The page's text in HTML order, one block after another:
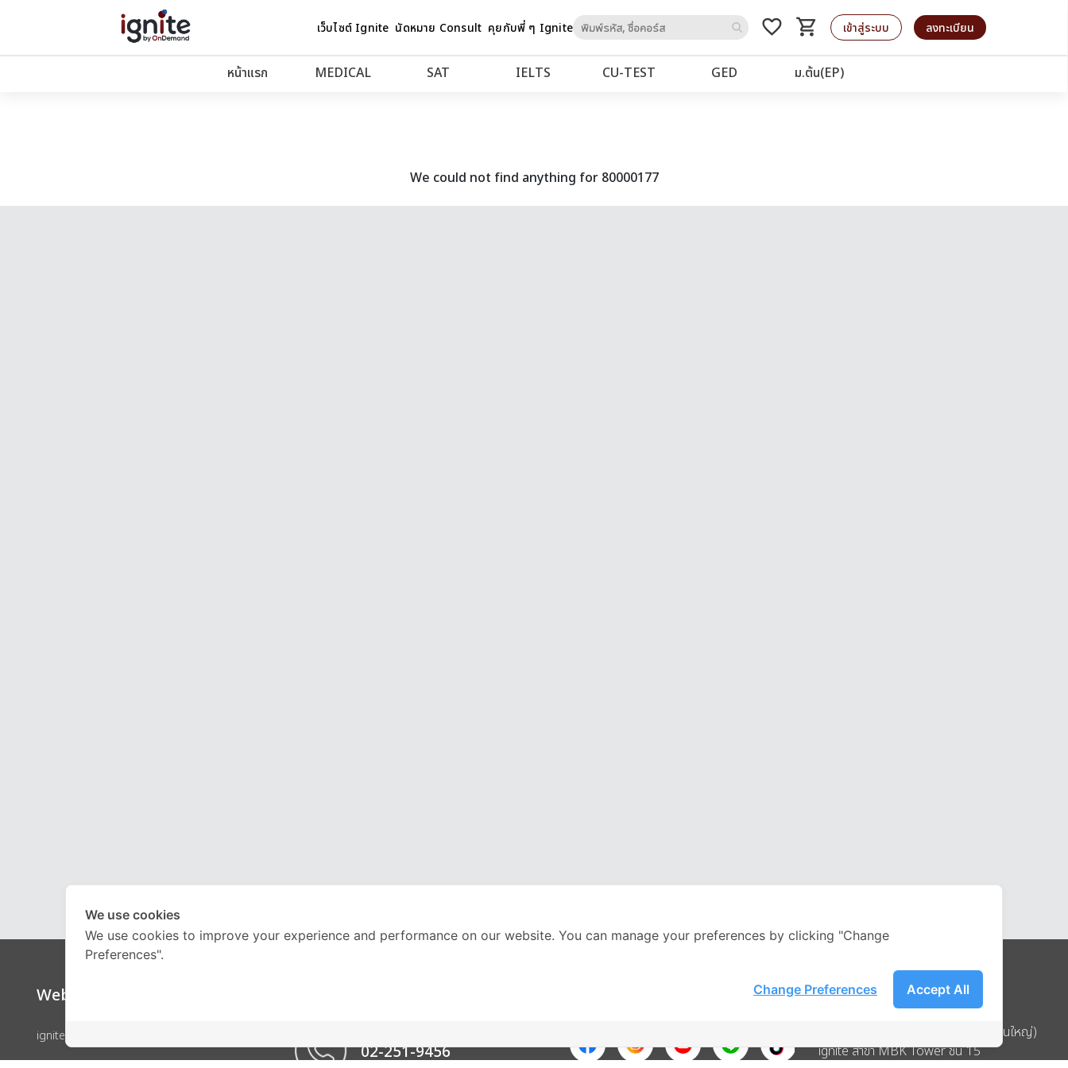
เว็บไซต์ Ignite นัดหมาย Consult คุยกับพี่ ๆ Igniteto
favorite_border shopping_cart
รถเข็น เข้าสู่ระบบ ลงทะเบียน
หน้าแรก MEDICAL SAT IELTS CU‑TEST GED ม.ต้น(EP)
We could not find anything for 80000177
Website
ignite by OnDemand
02-251-9456
Address
บริษัท อิกไนท์ เอ สตาร์ จำกัด (สำนักงานใหญ่)
ignite สาขา MBK Tower ชั้น 15
We use cookies
We use cookies to improve your experience and performance on our website. You can manage your preferences by clicking "Change
Preferences".
Accept All
Change Preferences